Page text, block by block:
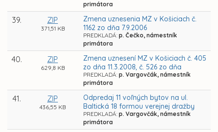
primátora
39. ZIP
371,51 KB
Zmena uznesenia MZ v Košiciach č.
1162 zo dňa 7.9.2006
PREDKLADÁ: p. Čečko, námestník
primátora
40. ZIP
629,8 KB
Zmena uznesení MZ v Košiciach č. 405
zo dňa 11.3.2008, č. 526 zo dňa
PREDKLADÁ: p. Vargovčák, námestník
primátora
41. ZIP
436,55 KB
Odpredaj 11 voľných bytov na ul.
Baltická 18 formou verejnej dražby
PREDKLADÁ: p. Vargovčák, námestník
primátora